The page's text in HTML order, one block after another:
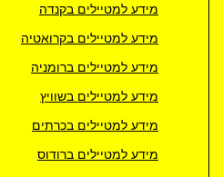
מידע למטיילים בקנדה
מידע למטיילים בקרואטיה
מידע למטיילים ברומניה
מידע למטיילים בשוויץ
מידע למטיילים בכרתים
מידע למטיילים ברודוס